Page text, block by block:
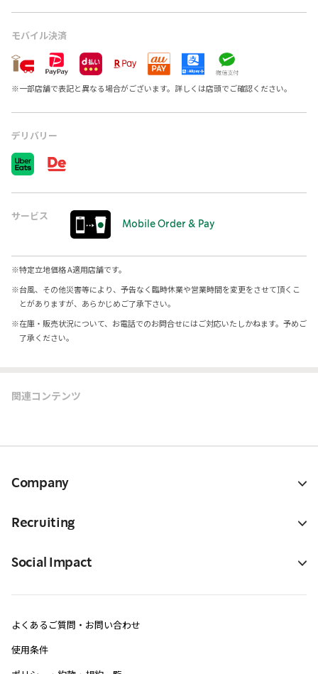
モバイル決済
※一部店舗で表記と異なる場合がございます。詳しくは店頭でご確認ください。
デリバリー
サービス
Mobile Order & Pay
※特定立地価格 A適用店舗です。
※台風、その他災害等により、予告なく臨時休業や営業時間を変更をさせて頂くこ
とがありますが、あらかじめご了承下さい。
※在庫・販売状況について、お電話でのお問合せにはご対応いたしかねます。予めご
了承ください。
関連コンテンツ
Company
Recruiting
Social Impact
よくあるご質問・お問い合わせ
使用条件